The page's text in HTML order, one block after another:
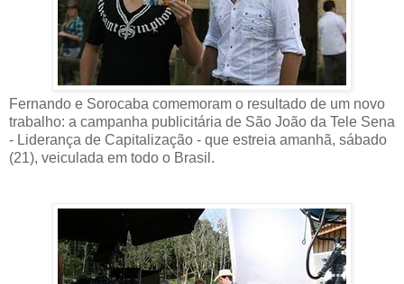
Fernando e Sorocaba comemoram o resultado de um novo
trabalho: a campanha publicitária de São João da Tele Sena
- Liderança de Capitalização - que estreia amanhã, sábado
(21), veiculada em todo o Brasil.